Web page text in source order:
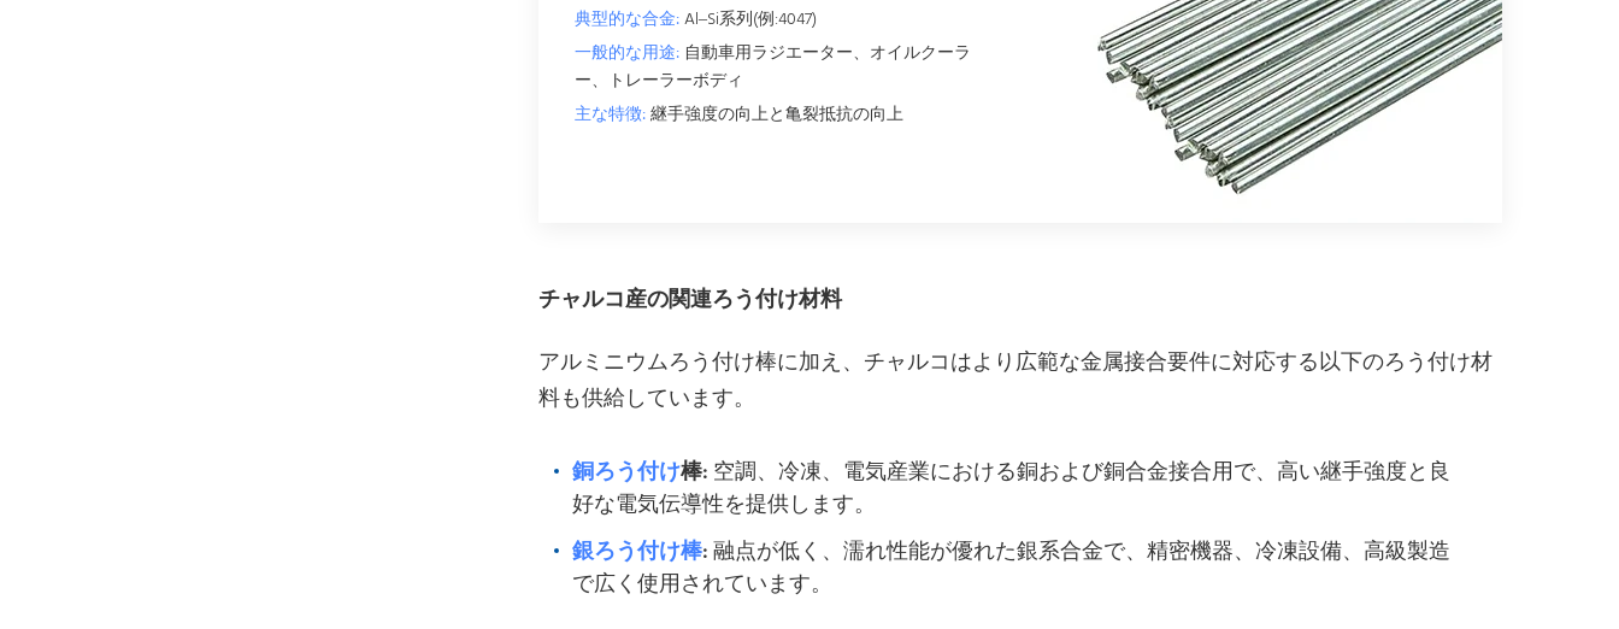
典型的な合金:Al–Si系列(例:4047)
一般的な用途: 自動車用ラジエーター、オイルクーラ
ー、トレーラーボディ
主な特徴:継手強度の向上と亀裂抵抗の向上
チャルコ産の関連ろう付け材料
アルミニウムろう付け棒に加え、チャルコはより広範な金属接合要件に対応する以下のろう付け材
料も供給しています。
銅ろう付け棒: 空調、冷凍、電気産業における銅および銅合金接合用で、高い継手強度と良
好な電気伝導性を提供します。
銀ろう付け棒:融点が低く、濡れ性能が優れた銀系合金で、精密機器、冷凍設備、高級製造
で広く使用されています。